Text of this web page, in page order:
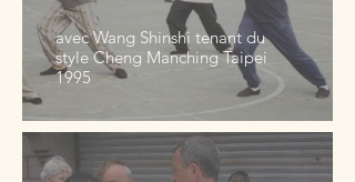
avec Wang Shinshi tenant du
style Cheng Manching Taipei
1995